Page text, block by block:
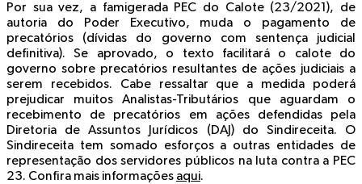
Por sua vez, a famigerada PEC do Calote (23/2021), de
autoria do Poder Executivo, muda o pagamento de
precatórios (dívidas do governo com sentença judicial
definitiva). Se aprovado, o texto facilitará o calote do
governo sobre precatórios resultantes de ações judiciais a
serem recebidos. Cabe ressaltar que a medida poderá
prejudicar muitos Analistas-Tributários que aguardam o
recebimento de precatórios em ações defendidas pela
Diretoria de Assuntos Jurídicos (DAJ) do Sindireceita. O
Sindireceita tem somado esforços a outras entidades de
representação dos servidores públicos na luta contra a PEC
23. Confira mais informações aqui.